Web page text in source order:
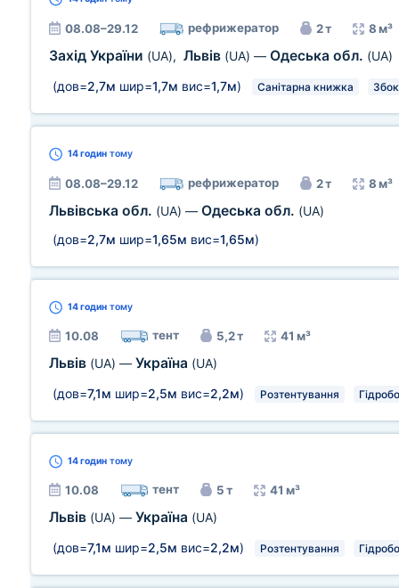
08.08–29.12 рефрижератор 2 т 8 м³
Захід України (UA), Львів (UA) — Одеська обл. (UA)
(дов=2,7м шир=1,7м вис=1,7м) Санітарна книжка
14 годин тому
08.08–29.12 рефрижератор 2 т 8 м³
Львівська обл. (UA) — Одеська обл. (UA)
(дов=2,7м шир=1,65м вис=1,65м)
14 годин тому
10.08 тент 5,2 т 41 м³
Львів (UA) — Україна (UA)
(дов=7,1м шир=2,5м вис=2,2м) Розтентування
14 годин тому
10.08 тент 5 т 41 м³
Львів (UA) — Україна (UA)
(дов=7,1м шир=2,5м вис=2,2м) Розтентування